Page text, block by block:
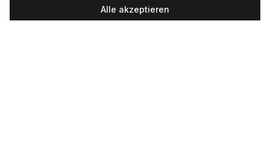
Alle akzeptieren